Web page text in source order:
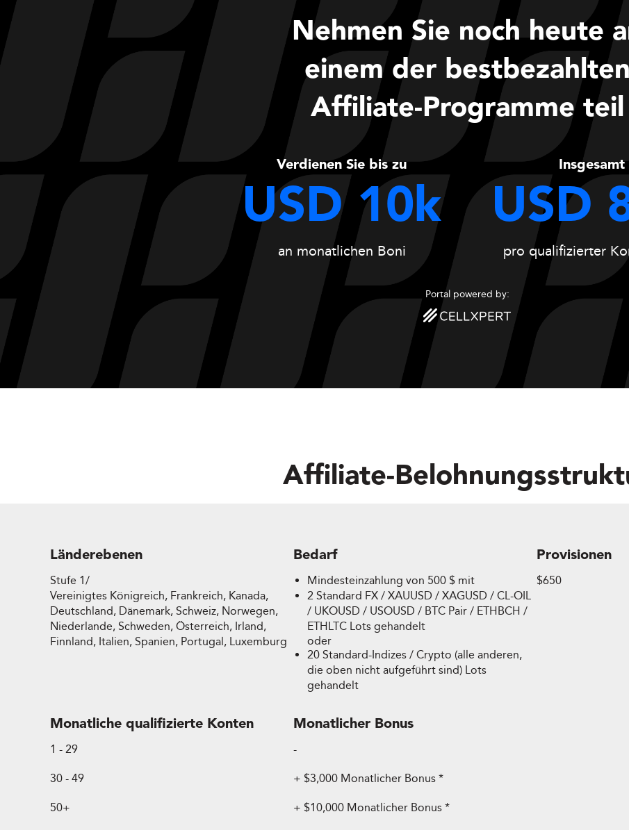
Nehmen Sie noch heute
einem der bestbezahlten
Affiliate-Programme teil
Verdienen Sie bis zu
USD 10k
an monatlichen Boni
Insgesamt
USD
pro qualifizierter
Portal powered by:
Affiliate-
Länderebenen
Stufe 1/
Vereinigtes Königreich, Frankreich, Kanada,
Deutschland, Dänemark, Schweiz, Norwegen,
Niederlande, Schweden, Österreich, Irland,
Finnland, Italien, Spanien, Portugal, Luxemburg
Bedarf
Mindesteinzahlung von 500 $ mit
2 Standard FX / XAUUSD / XAGUSD / CL-OIL
/ UKOUSD / USOUSD / BTC Pair / ETHBCH /
ETHLTC Lots gehandelt
oder
20 Standard-Indizes / Crypto (alle anderen,
die oben nicht aufgeführt sind) Lots
gehandelt
Provisionen
$650
Monatliche qualifizierte Konten
1 - 29
30 - 49
50+
Monatlicher Bonus
-
+ $3,000 Monatlicher Bonus *
+ $10,000 Monatlicher Bonus *